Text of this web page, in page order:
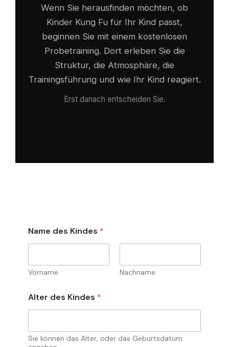
Wenn Sie herausfinden möchten, ob
Kinder Kung Fu für Ihr Kind passt,
beginnen Sie mit einem kostenlosen
Probetraining. Dort erleben Sie die
Struktur, die Atmosphäre, die
Trainingsführung und wie Ihr Kind reagiert.
Erst danach entscheiden Sie.
Name des Kindes *
Vorname Nachname
Alter des Kindes *
Sie können das Alter, oder das Geburtsdatum